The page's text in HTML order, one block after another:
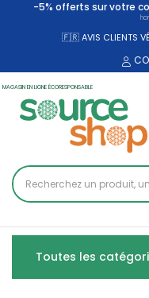
-5% offerts sur votre
🇫🇷 AVIS CLIENTS
MAGASIN EN LIGNE ÉCORESPONSABLE
Toutes les